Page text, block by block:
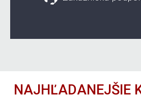
NAJHĽADANEJŠIE